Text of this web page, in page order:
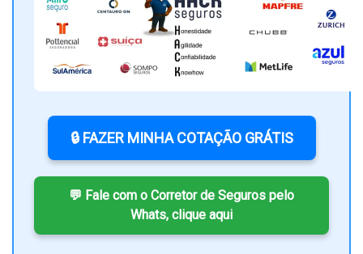
🔒 FAZER MINHA COTAÇÃO GRÁTIS
💬 Fale com o Corretor de Seguros pelo
Whats, clique aqui